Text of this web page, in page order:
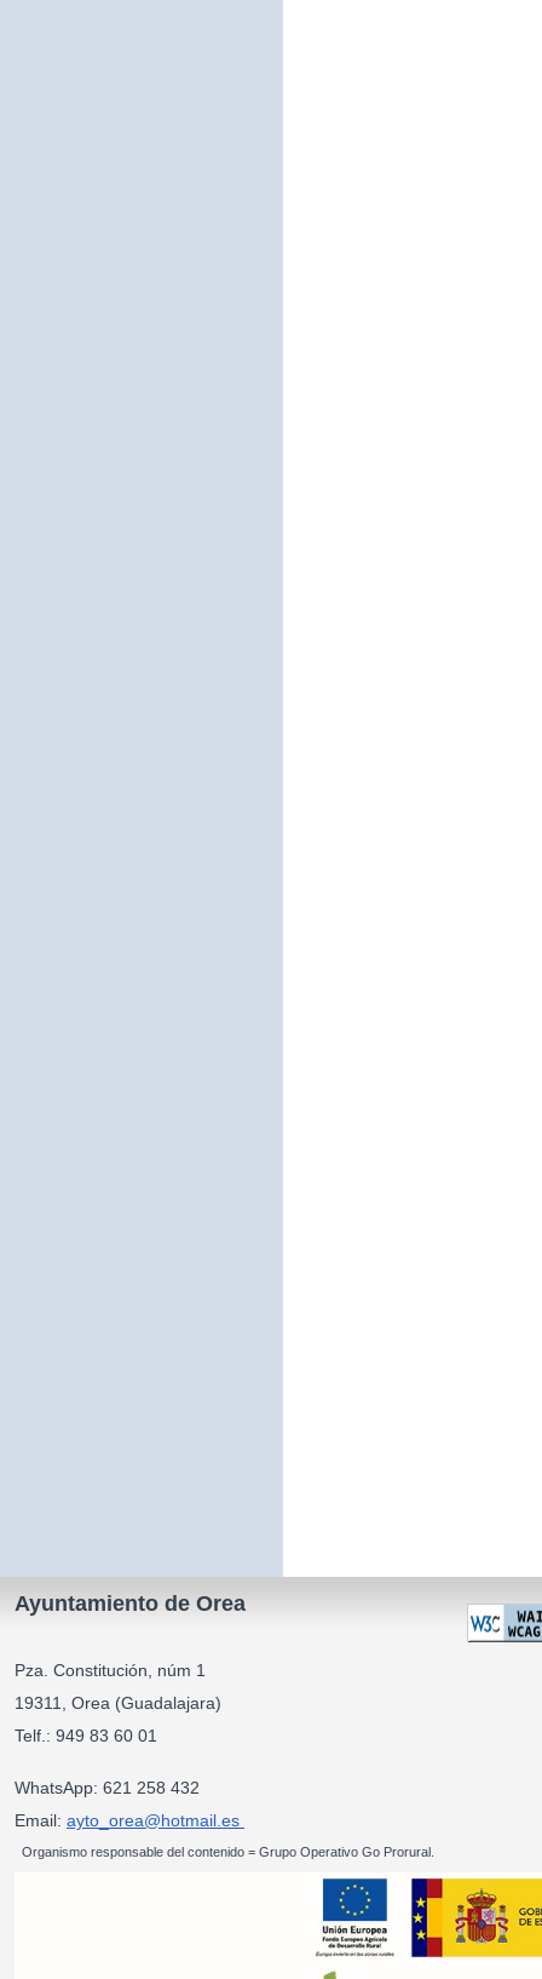
Ayuntamiento de Orea
Pza. Constitución, núm 1
19311, Orea (Guadalajara)
Telf.: 949 83 60 01
WhatsApp: 621 258 432
Email: ayto_orea@hotmail.es
Organismo responsable del contenido = Grupo Operativo Go Prorural.